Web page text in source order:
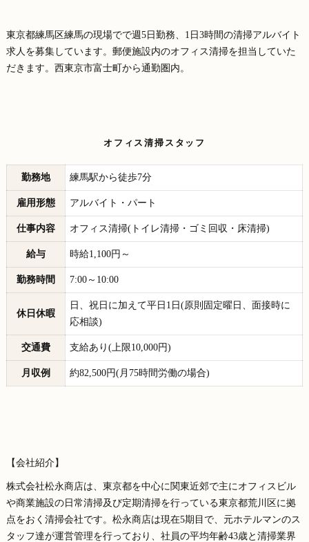
東京都練馬区練馬の現場でで週5日勤務、1日3時間の清掃アルバイト
求人を募集しています。郵便施設内のオフィス清掃を担当していた
だきます。西東京市富士町から通勤圏内。
オフィス清掃スタッフ
勤務地 練馬駅から徒歩7分
雇用形態 アルバイト・パート
仕事内容 オフィス清掃(トイレ清掃・ゴミ回収・床清掃)
給与 時給1,100円～
勤務時間 7:00～10:00
休日休暇
日、祝日に加えて平日1日(原則固定曜日、面接時に
応相談)
交通費 支給あり(上限10,000円)
月収例 約82,500円(月75時間労働の場合)
【会社紹介】
株式会社松永商店は、東京都を中心に関東近郊で主にオフィスビル
や商業施設の日常清掃及び定期清掃を行っている東京都荒川区に拠
点をおく清掃会社です。松永商店は現在5期目で、元ホテルマンのス
タッフ達が運営管理を行っており、社員の平均年齢43歳と清掃業界